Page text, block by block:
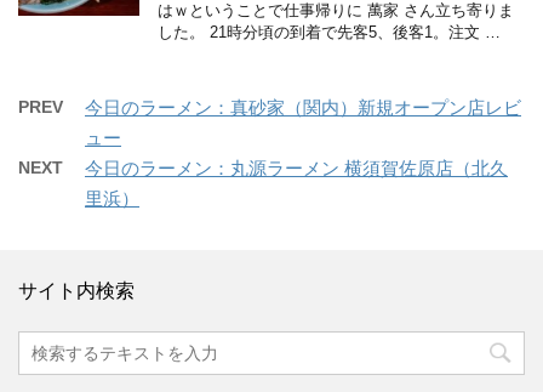
はｗということで仕事帰りに 萬家 さん立ち寄りま
した。 21時分頃の到着で先客5、後客1。注文 …
PREV
今日のラーメン：真砂家（関内）新規オープン店レビ
ュー
NEXT
今日のラーメン：丸源ラーメン 横須賀佐原店（北久
里浜）
サイト内検索